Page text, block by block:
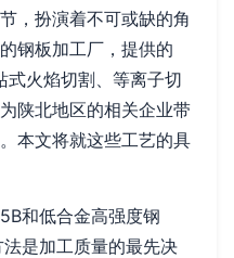
，扮演着不可或缺的角
钢板加工厂，提供的
火焰切割、等离子切
陕北地区的相关企业带
本文将就这些工艺的具
和低合金高强度钢
是加工质量的最先决